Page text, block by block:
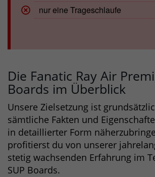
nur eine Trageschlaufe
Die Fanatic Ray Air
Boards im Überblick
Unsere Zielsetzung ist
sämtliche Fakten und
in detaillierter Form
profitierst du von unserer
stetig wachsenden Erfahrung im
SUP Boards.